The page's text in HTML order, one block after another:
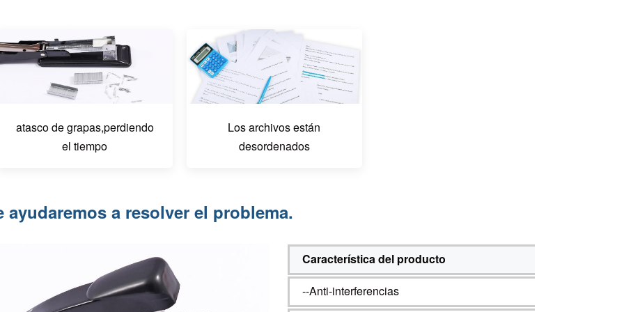
atasco de grapas,perdiendo
el tiempo
Los archivos están
desordenados
ayudaremos a resolver el problema.
Característica del producto
--Anti-interferencias